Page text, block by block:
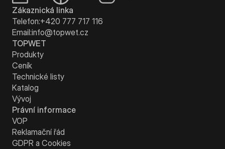
Zákaznická linka
Telefon:+420 777 717 116
Email:info@topwet.cz
TOPWET
Produkty
Ceník
Technické listy
Katalog
Vývoj
Právní informace
VOP
Reklamační řád
GDPR a Cookies